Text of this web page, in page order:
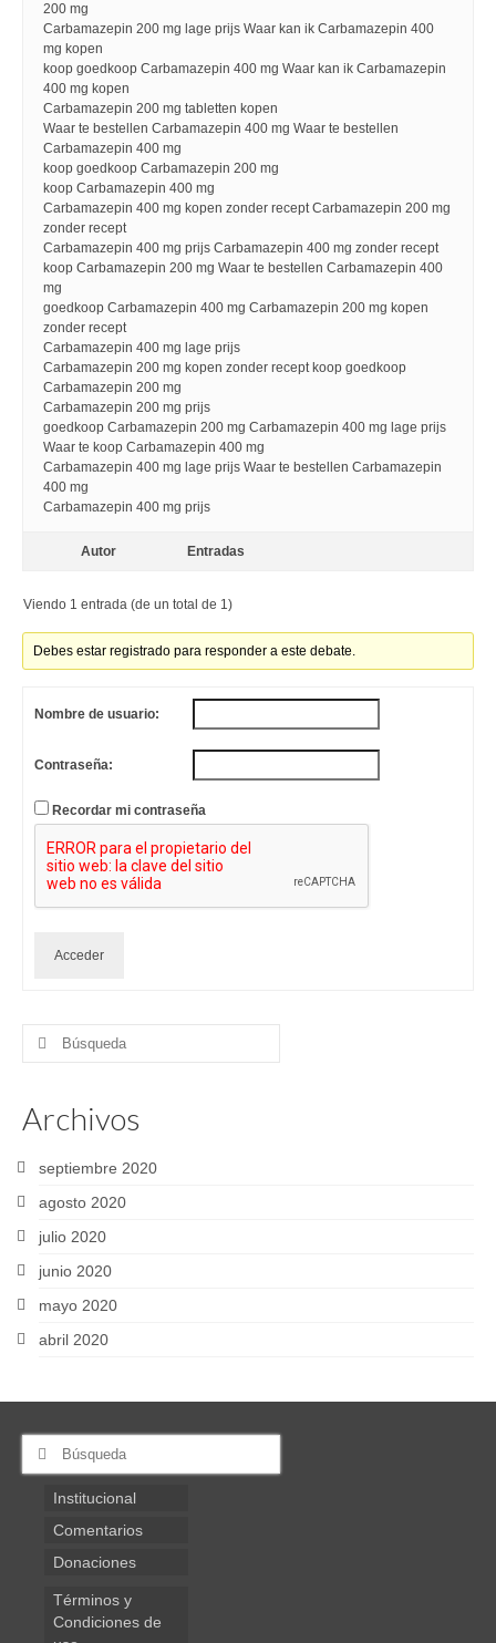
200 mg
Carbamazepin 200 mg lage prijs Waar kan ik Carbamazepin 400
mg kopen
koop goedkoop Carbamazepin 400 mg Waar kan ik Carbamazepin
400 mg kopen
Carbamazepin 200 mg tabletten kopen
Waar te bestellen Carbamazepin 400 mg Waar te bestellen
Carbamazepin 400 mg
koop goedkoop Carbamazepin 200 mg
koop Carbamazepin 400 mg
Carbamazepin 400 mg kopen zonder recept Carbamazepin 200 mg
zonder recept
Carbamazepin 400 mg prijs Carbamazepin 400 mg zonder recept
koop Carbamazepin 200 mg Waar te bestellen Carbamazepin 400
mg
goedkoop Carbamazepin 400 mg Carbamazepin 200 mg kopen
zonder recept
Carbamazepin 400 mg lage prijs
Carbamazepin 200 mg kopen zonder recept koop goedkoop
Carbamazepin 200 mg
Carbamazepin 200 mg prijs
goedkoop Carbamazepin 200 mg Carbamazepin 400 mg lage prijs
Waar te koop Carbamazepin 400 mg
Carbamazepin 400 mg lage prijs Waar te bestellen Carbamazepin
400 mg
Carbamazepin 400 mg prijs
Autor Entradas
Viendo 1 entrada (de un total de 1)
Debes estar registrado para responder a este debate.
Nombre de usuario:
Contraseña:
Recordar mi contraseña
Acceder
Buscar
Archivos
septiembre 2020
agosto 2020
julio 2020
junio 2020
mayo 2020
abril 2020
Buscar
Institucional
Comentarios
Donaciones
Términos y
Condiciones de